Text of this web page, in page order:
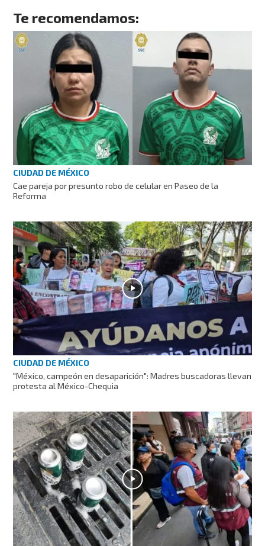
Te recomendamos:
CIUDAD DE MÉXICO
Cae pareja por presunto robo de celular en Paseo de la
Reforma
CIUDAD DE MÉXICO
"México, campeón en desaparición": Madres buscadoras llevan
protesta al México-Chequia